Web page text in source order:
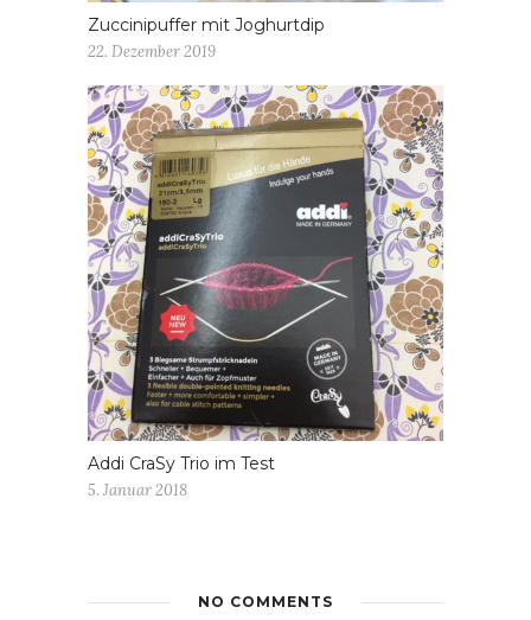
Zuccinipuffer mit Joghurtdip
22. Dezember 2019
Addi CraSy Trio im Test
5. Januar 2018
NO COMMENTS